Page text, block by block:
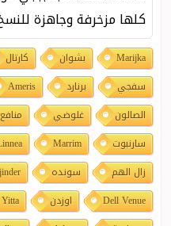
كلها مزخرفة وجاهزة
Marijka بشوان كارتال
سفجي
برنارد Ameris
الصالون
غلوضي منافع
سارنبوت
Marrim
زال الهم
سونده
Dell Venue
اوزدن Yitta